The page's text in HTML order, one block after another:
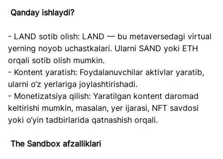
Qanday ishlaydi?
- LAND sotib olish: LAND — bu metaversedagi virtual
yerning noyob uchastkalari. Ularni SAND yoki ETH
orqali sotib olish mumkin.
- Kontent yaratish: Foydalanuvchilar aktivlar yaratib,
ularni o‘z yerlariga joylashtirishadi.
- Monetizatsiya qilish: Yaratilgan kontent daromad
keltirishi mumkin, masalan, yer ijarasi, NFT savdosi
yoki o‘yin tadbirlarida qatnashish orqali.
The Sandbox afzalliklari